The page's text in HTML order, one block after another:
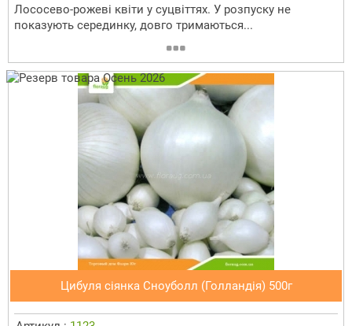
Лососево-рожеві квіти у суцвіттях. У розпуску не
показують серединку, довго тримаються...
Цибуля сіянка Сноуболл (Голландія) 500г